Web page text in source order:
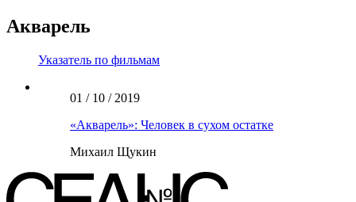
Акварель
Указатель по фильмам
01 / 10 / 2019
«Акварель»: Человек в сухом остатке
Михаил Щукин